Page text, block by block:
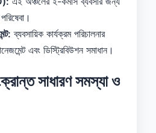
ব্যবসায়িক কার্যক্রম পরিচালনার
এবং ডিস্ট্রিবিউশন সমাধান।
সাধারণ সমস্যা ও